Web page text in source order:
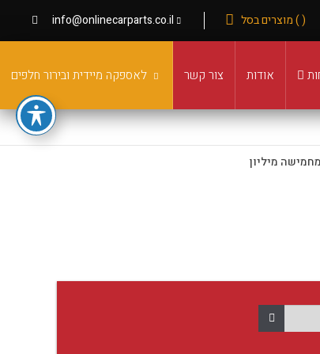
info@onlinecarparts.co.il ( ) מוצרים בסל
אודות צור קשר לאספקה מיידית ובירור חלפים
מיליון